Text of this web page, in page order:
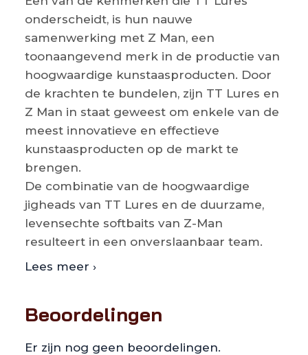
onderscheidt, is hun nauwe
samenwerking met Z Man, een
toonaangevend merk in de productie van
hoogwaardige kunstaasproducten. Door
de krachten te bundelen, zijn TT Lures en
Z Man in staat geweest om enkele van de
meest innovatieve en effectieve
kunstaasproducten op de markt te
brengen.
De combinatie van de hoogwaardige
jigheads van TT Lures en de duurzame,
levensechte softbaits van Z-Man
resulteert in een onverslaanbaar team.
Lees meer ›
Beoordelingen
Er zijn nog geen beoordelingen.